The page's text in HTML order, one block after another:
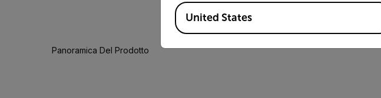
Panoramica Del Prodotto
Available Locations
United States